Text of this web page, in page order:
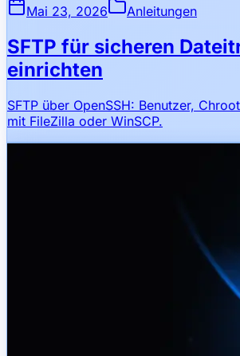
Mai 23, 2026 Anleitungen
SFTP für sicheren
einrichten
SFTP über OpenSSH: Benutzer,
mit FileZilla oder WinSCP.